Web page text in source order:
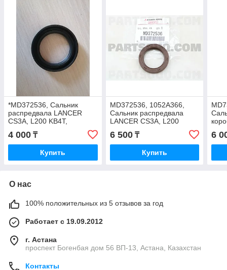
*MD372536, Сальник
распредвала LANCER
CS3A, L200 KB4T,
MONTERO SPORT K96W,
PAJERO V93W, 35x50x8,
NOK, AHH979-C0
4 000 ₸
Купить
MD372536, 1052A366,
Сальник распредвала
LANCER CS3A, L200
KB4T, MONTERO SPORT
K96W, PAJERO V93W
KH6W, JAPAN
6 500₸
Купить
6
О нас
100% положительных из 5 отзывов за год
Работает с 19.09.2012
г. Астана
проспект Богенбая дом 56 ВП-13, Астана, Казахстан
Контакты